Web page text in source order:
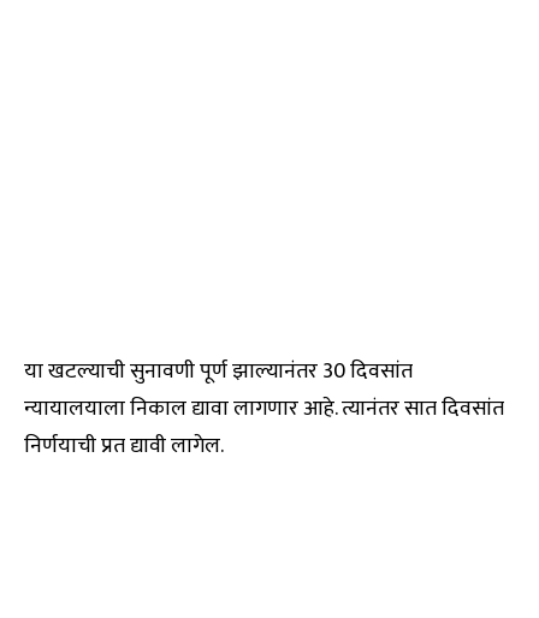
या खटल्याची सुनावणी पूर्ण झाल्यानंतर 30 दिवसांत
न्यायालयाला निकाल द्यावा लागणार आहे. त्यानंतर सात दिवसांत
निर्णयाची प्रत द्यावी लागेल.